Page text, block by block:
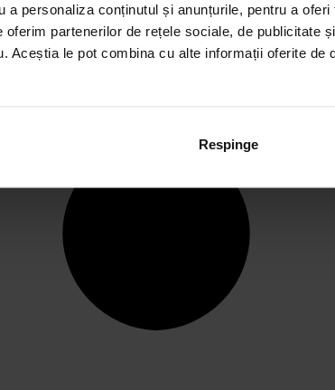
a personaliza conținutul și anunțurile, pentru a
oferim partenerilor de rețele sociale, de publicitate
Aceștia le pot combina cu alte informații oferite
Respinge